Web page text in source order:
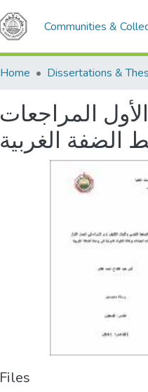
Communities &
Home
المراجعات
الضفة الغربية
Files